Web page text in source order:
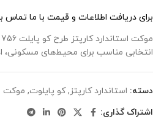
برای دریافت اطلاعات و قیمت با ما تماس
انتخابی مناسب برای محیط‌های مسکونی،
دسته: استاندارد کارپتز , کو پایلوت, موکت
اشتراک گذاری: